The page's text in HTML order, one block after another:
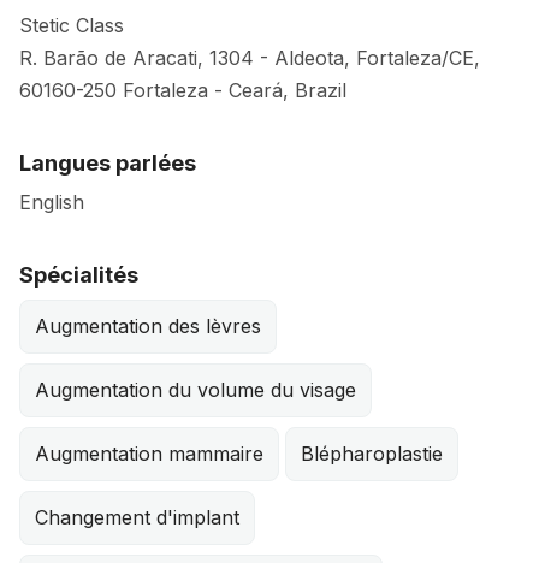
Stetic Class
R. Barão de Aracati, 1304 - Aldeota, Fortaleza/CE,
60160-250 Fortaleza - Ceará, Brazil
Langues parlées
English
Spécialités
Augmentation des lèvres
Augmentation du volume du visage
Augmentation mammaire Blépharoplastie
Changement d'implant